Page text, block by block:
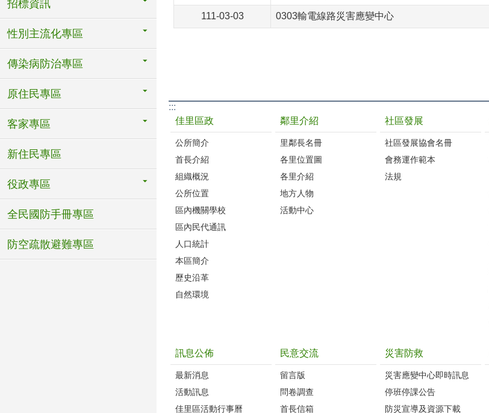
招標資訊
性別主流化專區
傳染病防治專區
原住民專區
客家專區
新住民專區
役政專區
全民國防手冊專區
防空疏散避難專區
111-03-03 0303輸電線路災害應變中心
:::
佳里區政
公所簡介
首長介紹
組織概況
公所位置
區內機關學校
區內民代通訊
人口統計
本區簡介
歷史沿革
自然環境
鄰里介紹
里鄰長名冊
各里位置圖
各里介紹
地方人物
活動中心
社區發展
社區發展協會名冊
會務運作範本
法規
訊息公佈
最新消息
活動訊息
佳里區活動行事曆
民意交流
留言版
問卷調查
首長信箱
災害防救
災害應變中心即時訊息
停班停課公告
防災宣導及資源下載